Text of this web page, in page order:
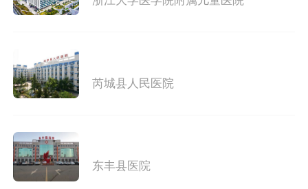
芮城县人民医院
东丰县医院